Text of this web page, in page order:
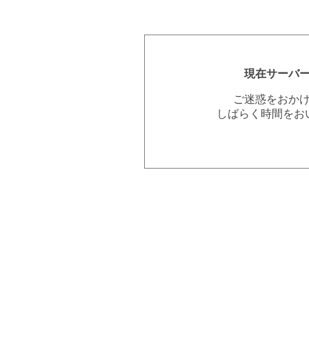
現在サーバ
ご迷惑をおか
しばらく時間を